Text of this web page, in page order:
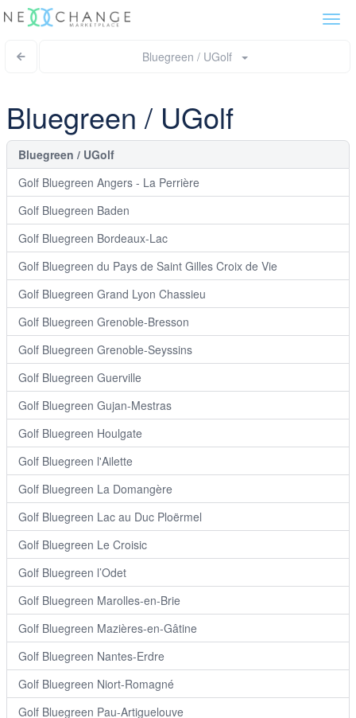
Bluegreen / UGolf
Bluegreen / UGolf
Bluegreen / UGolf
Golf Bluegreen Angers - La Perrière
Golf Bluegreen Baden
Golf Bluegreen Bordeaux-Lac
Golf Bluegreen du Pays de Saint Gilles Croix de Vie
Golf Bluegreen Grand Lyon Chassieu
Golf Bluegreen Grenoble-Bresson
Golf Bluegreen Grenoble-Seyssins
Golf Bluegreen Guerville
Golf Bluegreen Gujan-Mestras
Golf Bluegreen Houlgate
Golf Bluegreen l'Ailette
Golf Bluegreen La Domangère
Golf Bluegreen Lac au Duc Ploërmel
Golf Bluegreen Le Croisic
Golf Bluegreen l’Odet
Golf Bluegreen Marolles-en-Brie
Golf Bluegreen Mazières-en-Gâtine
Golf Bluegreen Nantes-Erdre
Golf Bluegreen Niort-Romagné
Golf Bluegreen Pau-Artiguelouve